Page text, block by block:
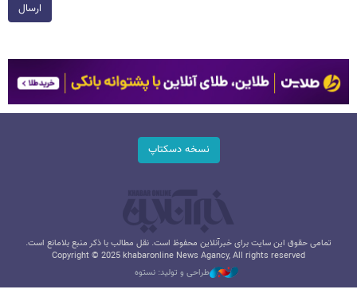
ارسال
نسخه دسکتاپ
تمامی حقوق این سایت برای خبرآنلاین محفوظ است. نقل مطالب با ذکر منبع بلامانع است.
Copyright © 2025 khabaronline News Agancy, All rights reserved
طراحی و تولید: نستوه